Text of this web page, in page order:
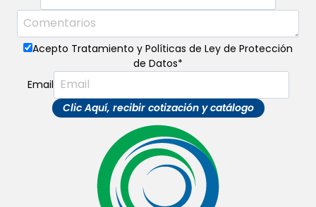
Acepto Tratamiento y Políticas de Ley de Protección
de Datos*
Email
Clic Aquí, recibir cotización y catálogo